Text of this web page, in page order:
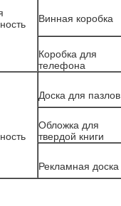
бумага
гофрированного картона
бумаги
Винная коробка
Коробка для
телефона
Доска для пазлов
Обложка для
твердой книги
Рекламная доска